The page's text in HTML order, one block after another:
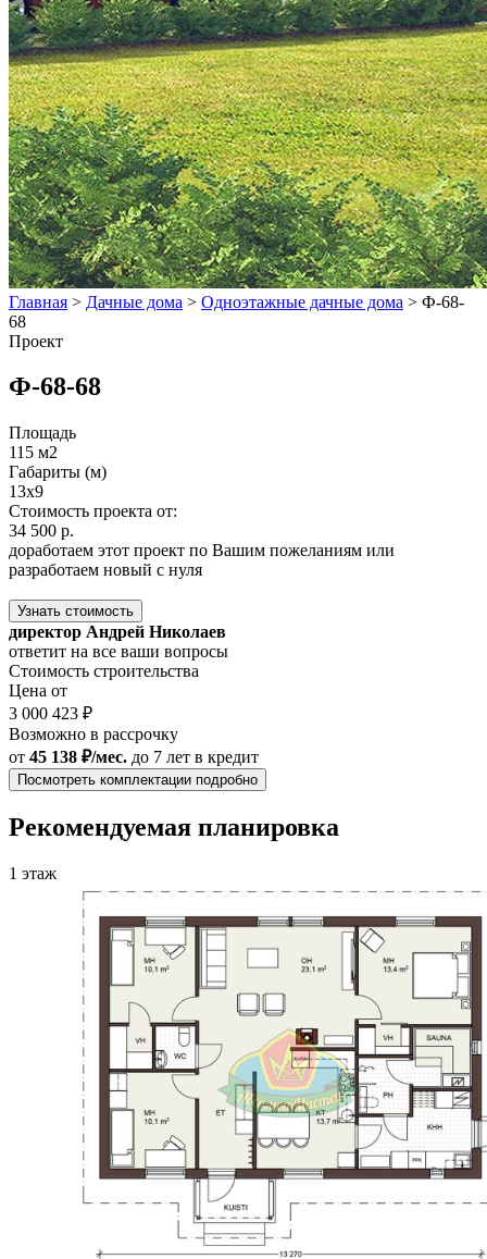
Главная > Дачные дома > Одноэтажные дачные дома > Ф-68-
68
Проект
Ф-68-68
Площадь
115 м2
Габариты (м)
13x9
Стоимость проекта от:
34 500 р.
доработаем этот проект по Вашим пожеланиям или
разработаем новый с нуля
Узнать стоимость
директор Андрей Николаев
ответит на все ваши вопросы
Стоимость строительства
Цена от
3 000 423 ₽
Возможно в рассрочку
от 45 138 ₽/мес. до 7 лет в кредит
Посмотреть комплектации подробно
Рекомендуемая планировка
1 этаж